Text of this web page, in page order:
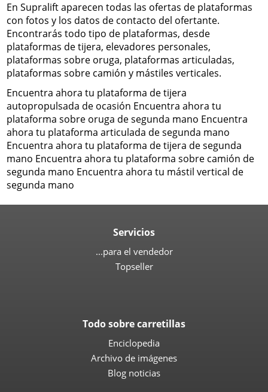
En Supralift aparecen todas las ofertas de plataformas
con fotos y los datos de contacto del ofertante.
Encontrarás todo tipo de plataformas, desde
plataformas de tijera, elevadores personales,
plataformas sobre oruga, plataformas articuladas,
plataformas sobre camión y mástiles verticales.
Encuentra ahora tu plataforma de tijera
autopropulsada de ocasión Encuentra ahora tu
plataforma sobre oruga de segunda mano Encuentra
ahora tu plataforma articulada de segunda mano
Encuentra ahora tu plataforma de tijera de segunda
mano Encuentra ahora tu plataforma sobre camión de
segunda mano Encuentra ahora tu mástil vertical de
segunda mano
Servicios
...para el vendedor
Topseller
Todo sobre carretillas
Enciclopedia
Archivo de imágenes
Blog noticias